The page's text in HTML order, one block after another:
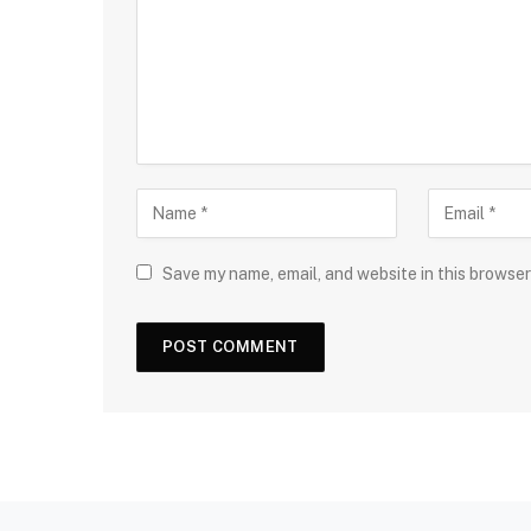
Save my name, email, and website in this